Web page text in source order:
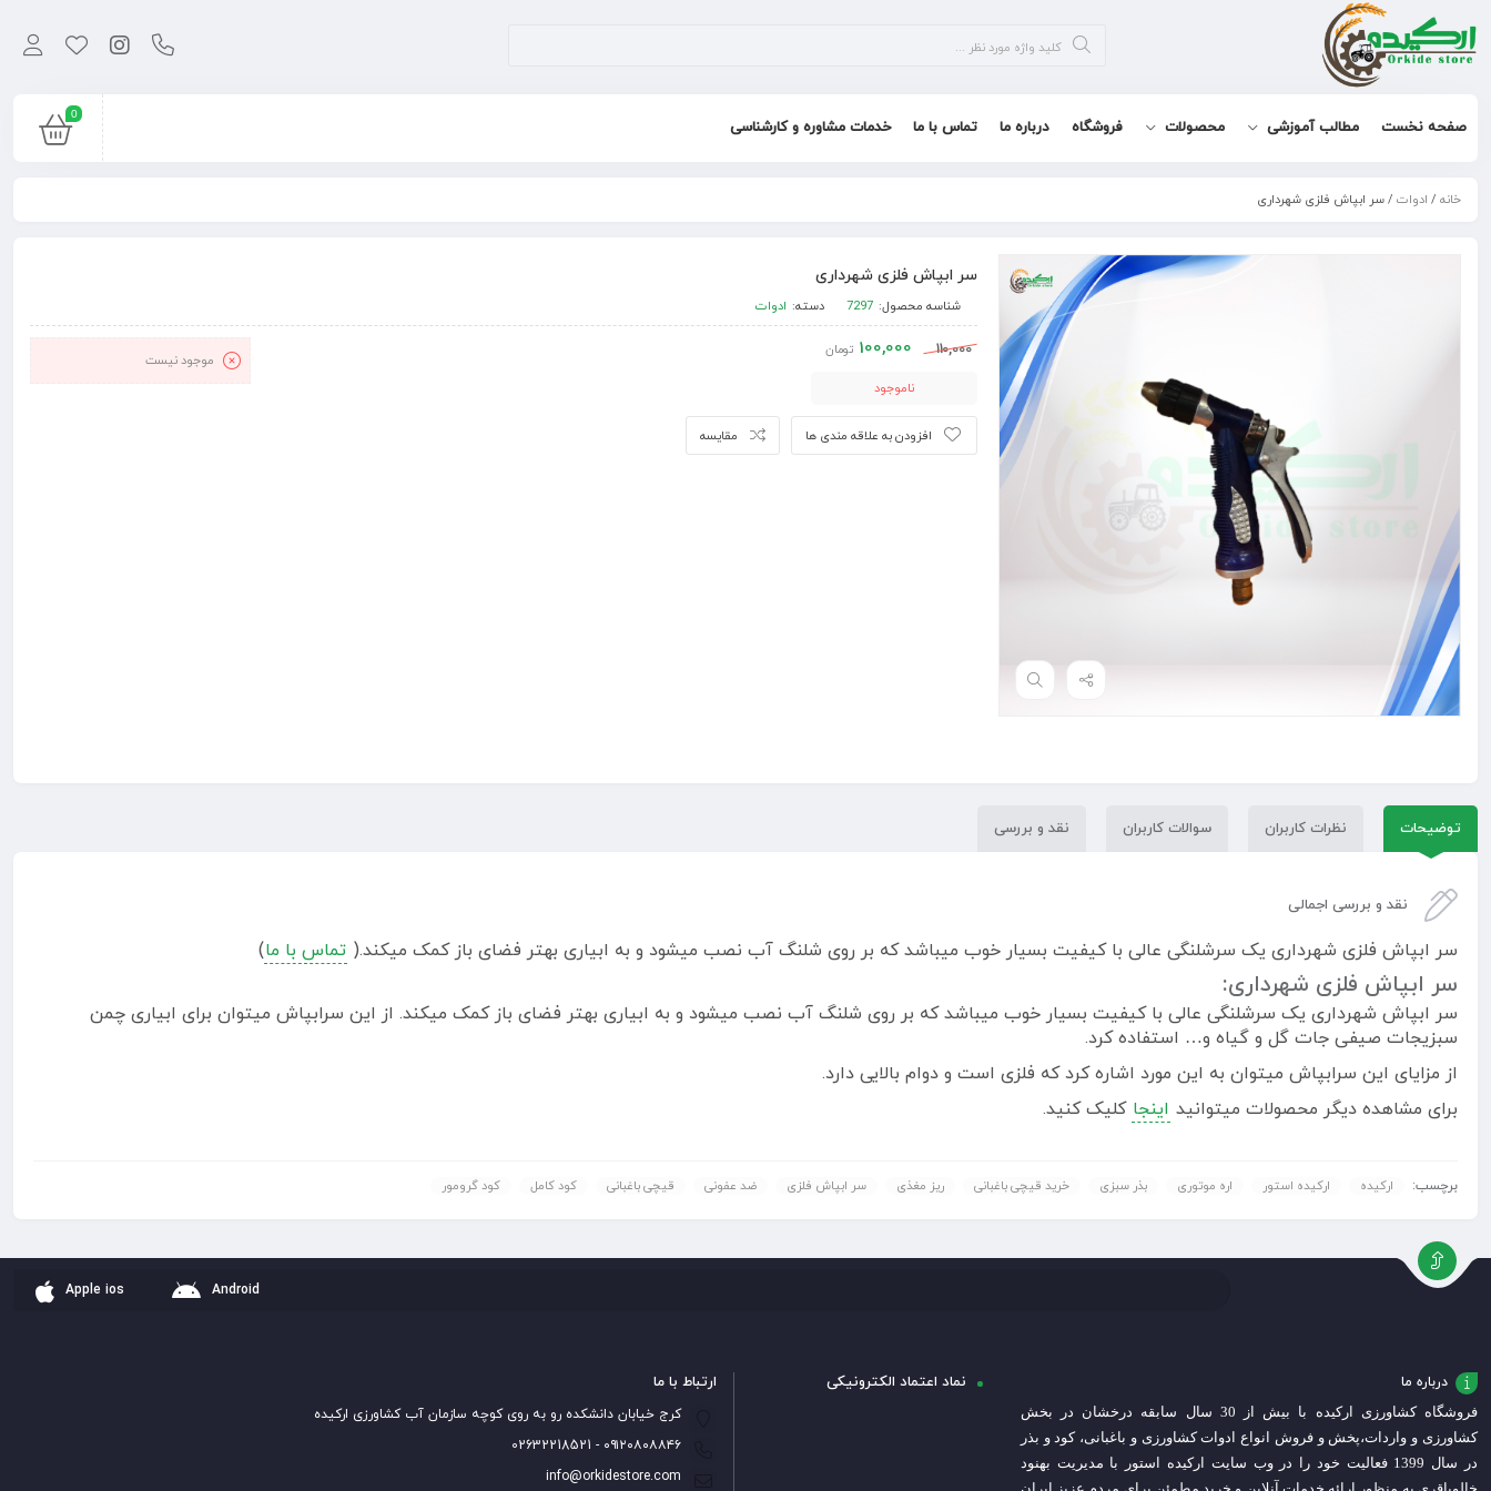
0
صفحه نخست مطالب آموزشی محصولات فروشگاه درباره ما تماس با ما خدمات مشاوره و کارشناسی
خانه / ادوات / سر ابپاش فلزی شهرداری
سر ابپاش فلزی شهرداری
شناسه محصول: 7297 دسته: ادوات
110,000
100,000 تومان
ناموجود
مقایسه افزودن به علاقه مندی ها
موجود نیست
توضیحات نظرات کاربران سوالات کاربران نقد و بررسی
نقد و بررسی اجمالی
سر ابپاش فلزی شهرداری یک سرشلنگی عالی با کیفیت بسیار خوب میباشد که بر روی شلنگ آب نصب میشود و به ابیاری بهتر فضای باز کمک میکند.( تماس با ما)
سر ابپاش فلزی شهرداری:
سر ابپاش شهرداری یک سرشلنگی عالی با کیفیت بسیار خوب میباشد که بر روی شلنگ آب نصب میشود و به ابیاری بهتر فضای باز کمک میکند. از این سرابپاش میتوان برای ابیاری چمن
سبزیجات صیفی جات گل و گیاه و… استفاده کرد.
از مزایای این سرابپاش میتوان به این مورد اشاره کرد که فلزی است و دوام بالایی دارد.
برای مشاهده دیگر محصولات میتوانید اینجا کلیک کنید.
برچسب: ارکیده ارکیده استور اره موتوری بذر سبزی خرید قیچی باغبانی ریز مغذی سر ابپاش فلزی ضد عفونی قیچی باغبانی کود کامل کود گرومور
Apple ios Android
درباره ما
فروشگاه کشاورزی ارکیده با بیش از 30 سال سابقه درخشان در بخش
کشاورزی و واردات،پخش و فروش انواع ادوات کشاورزی و باغبانی، کود و بذر
در سال 1399 فعالیت خود را در وب سایت ارکیده استور با مدیریت بهنود
نماد اعتماد الکترونیکی ارتباط با ما
کرج خیابان دانشکده رو به روی کوچه سازمان آب کشاورزی ارکیده
۰۹۱۲۰۸۰۸۸۴۶ - 02632218521
info@orkidestore.com